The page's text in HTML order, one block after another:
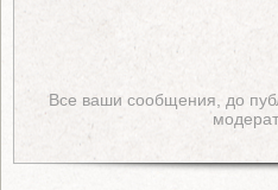
Все ваши сообщения, до